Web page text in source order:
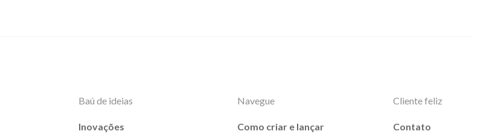
Baú de ideias
Inovações
Navegue
Como criar e lançar
Cliente feliz
Contato